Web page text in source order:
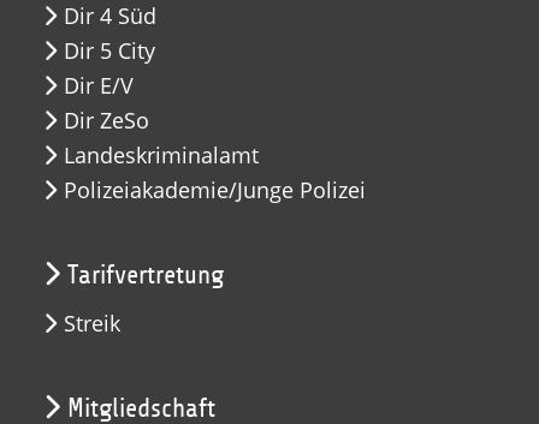
Dir 4 Süd
Dir 5 City
Dir E/V
Dir ZeSo
Landeskriminalamt
Polizeiakademie/Junge Polizei
Tarifvertretung
Streik
Mitgliedschaft